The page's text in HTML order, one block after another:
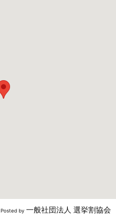
Posted by 一般社団法人 選挙割協会